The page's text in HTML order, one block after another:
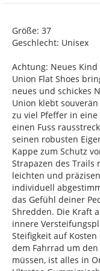
Größe: 37
Geschlecht: Unisex
Achtung: Neues
Union Flat Shoes
neues und schickes
Union klebt
zu viel Pfeffer in
einen Fuss
seinen robusten
Kappe zum Schutz
Strapazen des
leichten und
individuell
das Gefühl deiner
Shredden. Die Kraft
innere
Steifigkeit auf
dem Fahrrad um
müssen, ist alles in